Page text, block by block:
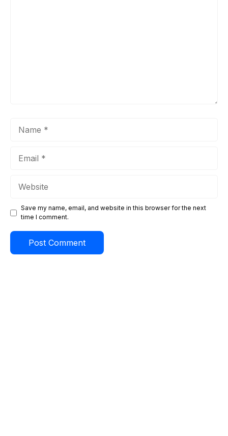
Save my name, email, and website in this browser for the next
time I comment.